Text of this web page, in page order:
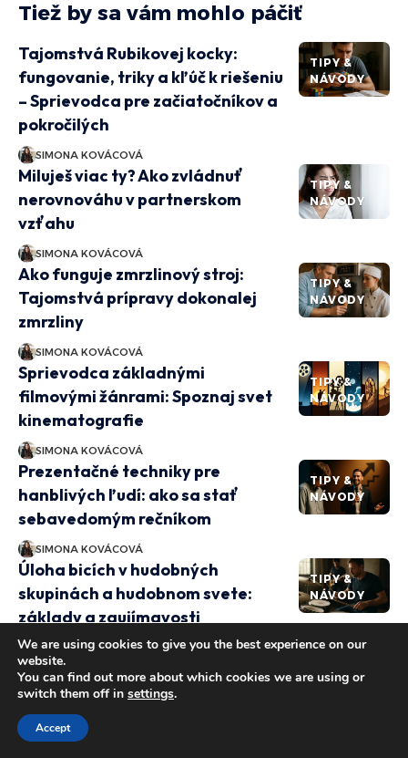
Tiež by sa vám mohlo páčiť
TIPY &
NÁVODY
Tajomstvá Rubikovej kocky:
fungovanie, triky a kľúč k riešeniu
– Sprievodca pre začiatočníkov a
pokročilých
SIMONA KOVÁCOVÁ
TIPY &
NÁVODY
Miluješ viac ty? Ako zvládnuť
nerovnováhu v partnerskom
vzťahu
SIMONA KOVÁCOVÁ
TIPY &
NÁVODY
Ako funguje zmrzlinový stroj:
Tajomstvá prípravy dokonalej
zmrzliny
SIMONA KOVÁCOVÁ
TIPY &
NÁVODY
Sprievodca základnými
filmovými žánrami: Spoznaj svet
kinematografie
SIMONA KOVÁCOVÁ
TIPY &
NÁVODY
Prezentačné techniky pre
hanblivých ľudí: ako sa stať
sebavedomým rečníkom
SIMONA KOVÁCOVÁ
TIPY &
NÁVODY
Úloha bicích v hudobných
skupinách a hudobnom svete:
základy a zaujímavosti
SIMONA KOVÁCOVÁ
TIPY &
Ako sa môže kreatívne písanie
stať kľúčom k úspechu
obsahového marketingu?
We are using cookies to give you the best experience on our
website.
You can find out more about which cookies we are using or
switch them off in settings.
Accept